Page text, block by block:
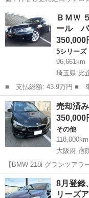
換、タイミングテンショナ
ンプ、サーモスタット、ウォ
もカラーリングが可愛いミ
大分
ＢＭＷ
ール
350,000
5シリーズ
96,661km
埼玉県 比
■ 支払総額: 43.9万円 ■ 車両本体価格： 350,000 円 ■ メーカー
名： ＢＭＷ ■ 車種名
クルーズコントロール
Ｄ ＡＴ シ...
埼玉 比企郡 5シリ
売却済み
350,000
その他
118,000km
大阪府 宿
【BMW 218i グランツアラー
定があり、次の住居へ車を
2016年（平成28年）初度登
る、曲...
大阪 堺市 宿院駅
8月登録
リーズ